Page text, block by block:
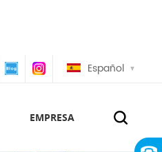
Español
EMPRESA